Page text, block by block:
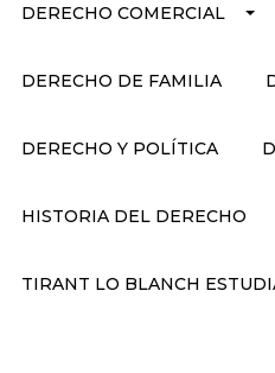
DERECHO COMERCIAL
DERECHO DE FAMILIA
DERECHO Y POLÍTICA
HISTORIA DEL DERECHO
TIRANT LO BLANCH